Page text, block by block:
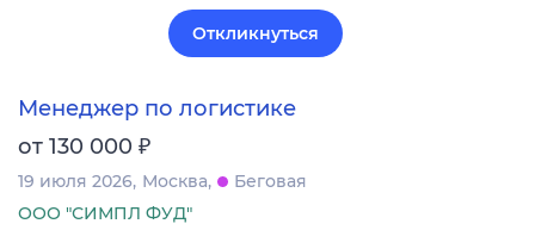
Откликнуться
Менеджер по логистике
от 130 000 ₽
19 июля 2026 Москва
Беговая
ООО "СИМПЛ ФУД"